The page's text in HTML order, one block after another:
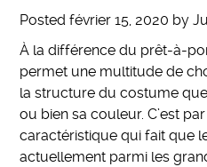
Postedfévrier 15, 2020 by
À la différence du prêt-à-
permet une multitude de
la structure du costume
ou bien sa couleur. C’est
caractéristique qui fait que
actuellement parmi les